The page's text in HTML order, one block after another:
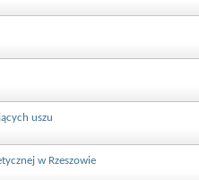
uszu
w Rzeszowie